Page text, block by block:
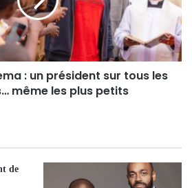
: un président sur tous les
même les plus petits
de